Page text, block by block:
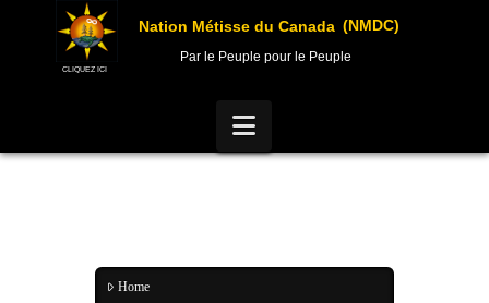
Nation Métisse du Canada (NMDC)
Par le Peuple pour le Peuple
CLIQUEZ ICI
Navigation
Home